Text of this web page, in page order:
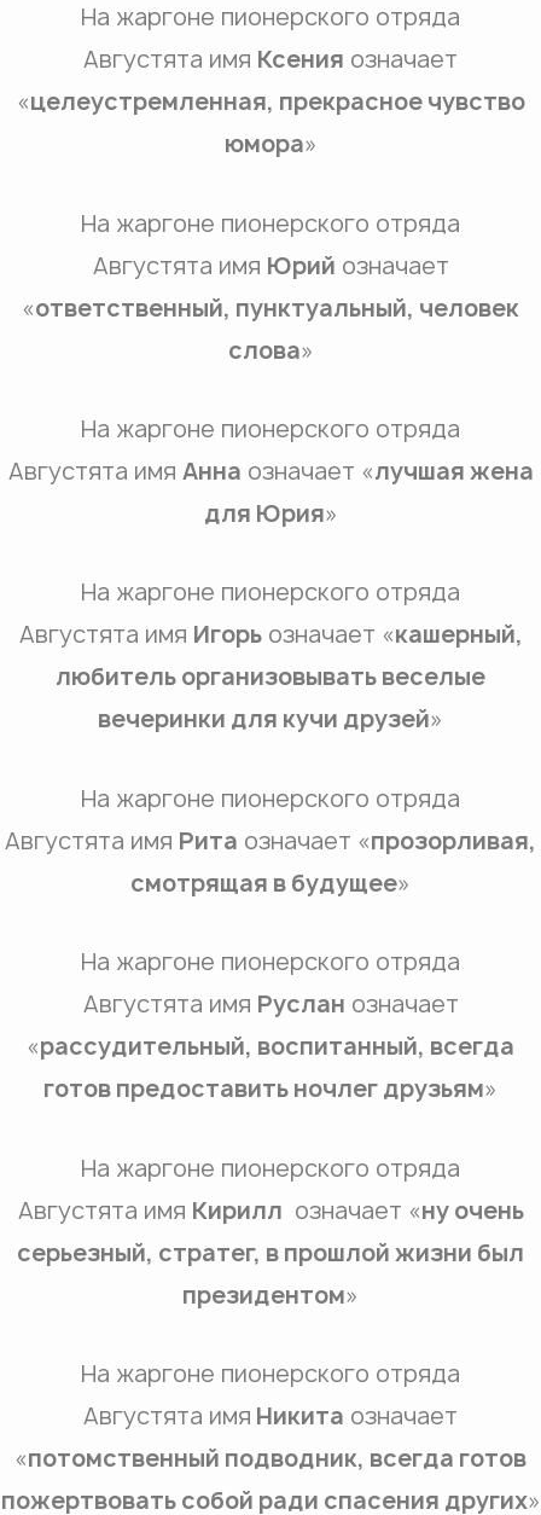
На жаргоне пионерского отряда
Августята имя Ксения означает
«целеустремленная, прекрасное чувство
юмора»
На жаргоне пионерского отряда
Августята имя Юрий означает
«ответственный, пунктуальный, человек
слова»
На жаргоне пионерского отряда
Августята имя Анна означает «лучшая жена
для Юрия»
На жаргоне пионерского отряда
Августята имя Игорьозначает «кашерный,
любитель организовывать веселые
вечеринки для кучи друзей»
На жаргоне пионерского отряда
Августята имя Рита означает «прозорливая,
смотрящая в будущее»
На жаргоне пионерского отряда
Августята имя Руслан означает
«рассудительный, воспитанный, всегда
готов предоставить ночлег друзьям»
На жаргоне пионерского отряда
Августята имя Кирилл означает «ну очень
серьезный, стратег, в прошлой жизни был
президентом»
На жаргоне пионерского отряда
Августята имя Никита означает
«потомственный подводник, всегда готов
пожертвовать собой ради спасения других»